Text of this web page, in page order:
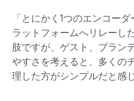
「とにかく1つのエンコー
ラットフォームへリレーし
肢ですが、ゲスト、ブラン
やすさを考えると、多くの
理した方がシンプルだと感